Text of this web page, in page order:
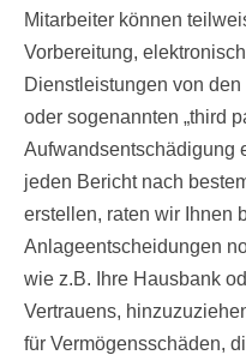
Mitarbeiter können
Vorbereitung,
Dienstleistungen von
oder sogenannten „third
Aufwandsentschädigung
jeden Bericht nach
erstellen, raten wir Ihnen
Anlageentscheidungen
wie z.B. Ihre Hausbank
Vertrauens,
für Vermögensschäden,